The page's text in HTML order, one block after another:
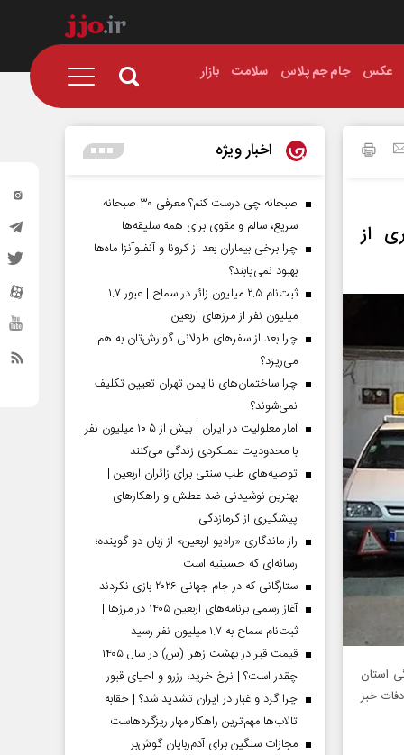
عکس جام جم پلاس سلامت بازار
از
استان
خبر
اخبار ویژه
صبحانه چی درست کنم؟ معرفی ۳۰ صبحانه
سریع، سالم و مقوی برای همه سلیقه‌ها
چرا برخی بیماران بعد از کرونا و آنفلوآنزا ماه‌ها
بهبود نمی‌یابند؟
ثبت‌نام ۲.۵ میلیون زائر در سماح | عبور ۱.۷
میلیون نفر از مرز‌های اربعین
چرا بعد از سفرهای طولانی گوارش‌تان به هم
می‌ریزد؟
چرا ساختمان‌های ناایمن تهران تعیین تکلیف
نمی‌شوند؟
آمار معلولیت در ایران | بیش از ۱۰.۵ میلیون نفر
با محدودیت عملکردی زندگی می‌کنند
توصیه‌های طب سنتی برای زائران اربعین |
بهترین نوشیدنی ضد عطش و راهکارهای
پیشگیری از گرمازدگی
راز ماندگاری «رادیو اربعین» از زبان دو گوینده؛
رسانه‌ای که حسینیه است
ستارگانی که در جام جهانی ۲۰۲۶ بازی نکردند
آغاز رسمی برنامه‌های اربعین ۱۴۰۵ در مرز‌ها |
ثبت‌نام سماح به ۱.۷ میلیون نفر رسید
قیمت قبر در بهشت زهرا (س) در سال ۱۴۰۵
چقدر است؟ | نرخ خرید، رزرو و احیای قبور
چرا گرد و غبار در ایران تشدید شد؟ | حقابه
تالاب‌ها مهم‌ترین راهکار مهار ریزگردهاست
مجازات سنگین برای آدم‌ربایان گوش‌بر